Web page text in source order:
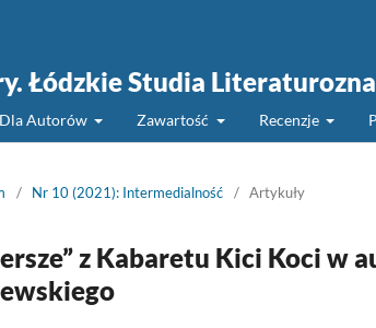
Łódzkie Studia
Dla Autorów Zawartość Recenzje
/ Nr 10 (2021): Intermedialność / Artykuły
z Kabaretu Kici Koci w